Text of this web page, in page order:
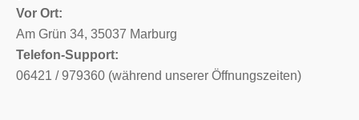
Vor Ort:
Am Grün 34, 35037 Marburg
Telefon-Support:
06421 / 979360 (während unserer Öffnungszeiten)